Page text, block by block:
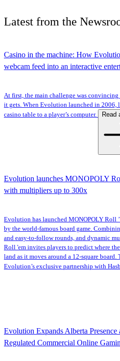
Latest from the
Casino in the machine: How
webcam feed into an interactive
At first, the main challenge was convincing
it gets. When Evolution launched in 2006,
casino table to a player’s computer.
Read
Evolution launches MONOPOLY
with multipliers up to 300x
Evolution has launched MONOPOLY Roll
by the world-famous board game.
and easy-to-follow rounds, and dynamic
Roll 'em invites players to predict where
land as it moves around a 12-square board.
Evolution’s exclusive partnership with
Evolution Expands Alberta Presence
Regulated Commercial Online